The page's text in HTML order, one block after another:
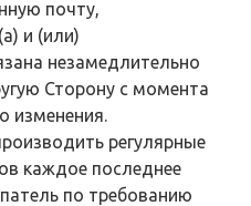
почту,
и (или)
незамедлительно
Сторону с момента
изменения.
регулярные
каждое последнее
по требованию